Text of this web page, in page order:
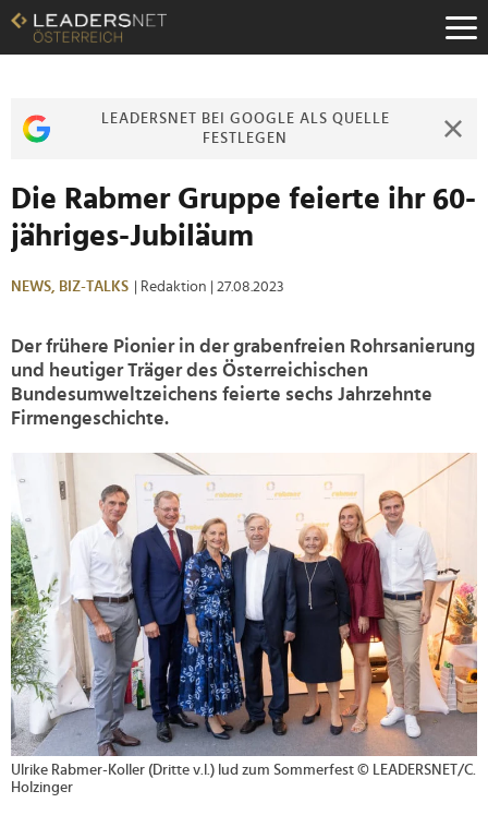
Zum
Inhalt
Zur
Zur
LEADERSNET BEI GOOGLE ALS QUELLE
FESTLEGEN
Die Rabmer Gruppe feierte ihr 60-
jähriges-Jubiläum
NEWS, BIZ-TALKS | Redaktion | 27.08.2023
Der frühere Pionier in der grabenfreien Rohrsanierung
und heutiger Träger des Österreichischen
Bundesumweltzeichens feierte sechs Jahrzehnte
Firmengeschichte.
Ulrike Rabmer-Koller (Dritte v.l.) lud zum Sommerfest © LEADERSNET/C.
Holzinger